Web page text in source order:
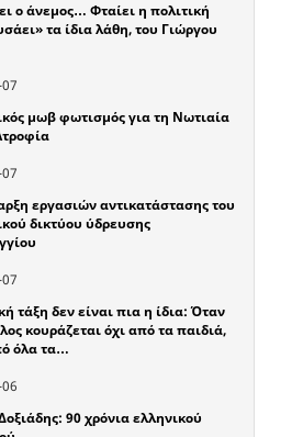
ο άνεμος… Φταίει η πολιτική
τα ίδια λάθη, του Γιώργου
μωβ φωτισμός για τη Νωτιαία
εργασιών αντικατάστασης του
δικτύου ύδρευσης
τάξη δεν είναι πια η ίδια: Όταν
κουράζεται όχι από τα παιδιά,
όλα τα…
90 χρόνια ελληνικού